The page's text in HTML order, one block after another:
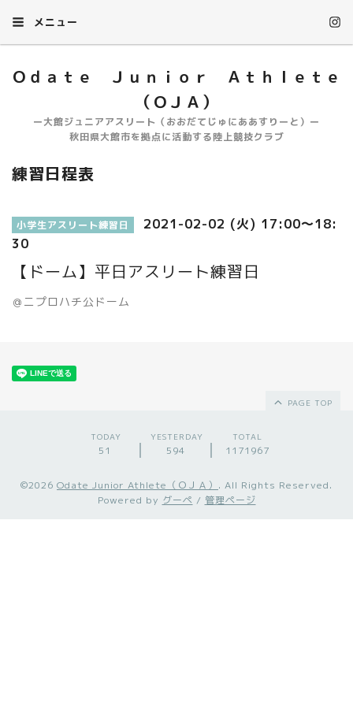
メニュー
Ｏｄａｔｅ Ｊｕｎｉｏｒ Ａｔｈｌｅｔｅ
（ＯＪＡ）
ー大館ジュニアアスリート（おおだてじゅにああすりーと）ー
秋田県大館市を拠点に活動する陸上競技クラブ
練習日程表
小学生アスリート練習日
2021-02-02 (火) 17:00～18:
30
【ドーム】平日アスリート練習日
＠ニプロハチ公ドーム
PAGE TOP
TODAY
51
YESTERDAY
594
TOTAL
1171967
©2026 Odate Junior Athlete（ＯＪＡ） . All Rights Reserved.
Powered by グーペ / 管理ページ